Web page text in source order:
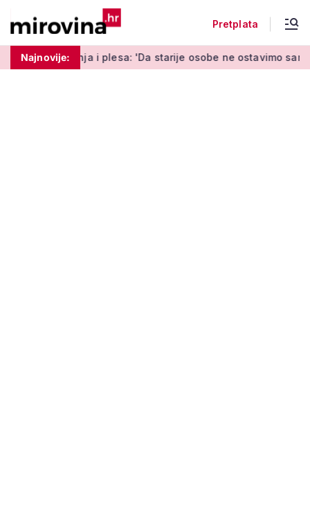
Pretplata
Najnovije:
vrtlarenja i plesa: 'Da starije osobe ne ostavimo same'